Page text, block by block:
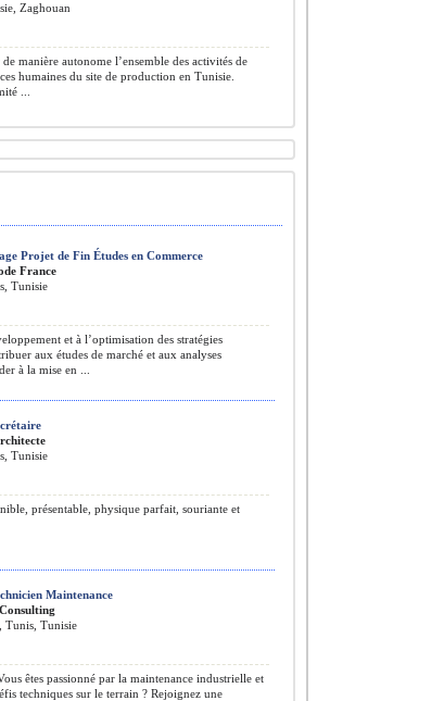
Zaghouan
manière autonome l’ensemble des activités de
humaines du site de production en Tunisie.
...
Projet de Fin Études en Commerce
France
Tunisie
et à l’optimisation des stratégies
aux études de marché et aux analyses
à la mise en ...
Tunisie
présentable, physique parfait, souriante et
Maintenance
Tunis, Tunisie
êtes passionné par la maintenance industrielle et
techniques sur le terrain ? Rejoignez une